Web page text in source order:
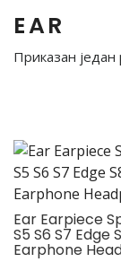
EAR
Приказан један
Ear Earpiece
S5 S6 S7 Edge
Earphone